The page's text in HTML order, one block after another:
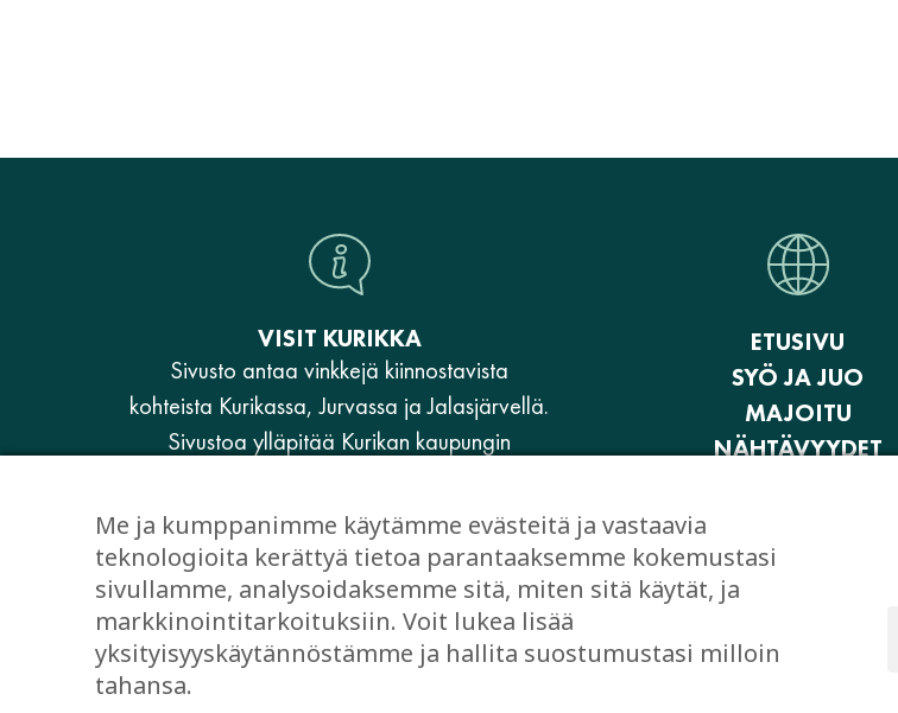
VISIT KURIKKA
Sivusto antaa vinkkejä kiinnostavista
kohteista Kurikassa, Jurvassa ja Jalasjärvellä.
Sivustoa ylläpitää Kurikan kaupungin
www.kurikka.fi
Anna palautetta VisitKurikka-sivusta
ETUSIVU
SYÖ JA JUO
MAJOITU
NÄHTÄVYYDET
JUHLI JA KOKOUSTA
EVÄSTEASETUKSET
Me ja kumppanimme käytämme evästeitä ja vastaavia
teknologioita kerättyä tietoa parantaaksemme kokemustasi
sivullamme, analysoidaksemme sitä, miten sitä käytät, ja
markkinointitarkoituksiin. Voit lukea lisää
yksityisyyskäytännöstämme ja hallita suostumustasi milloin
tahansa.